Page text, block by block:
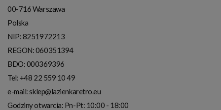
00-716Warszawa
Polska
NIP:8251972213
REGON: 060351394
BDO: 000369396
Tel: +48 22 559 10 49
e-mail:sklep@lazienkaretro.eu
Godziny otwarcia: Pn-Pt: 10:00 - 18:00